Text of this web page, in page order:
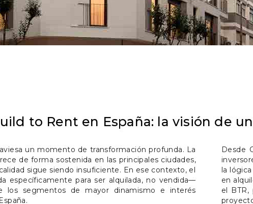
to Rent en España: la visión de
un momento de transformación profunda. La
de forma sostenida en las principales ciudades,
sigue siendo insuficiente. En ese contexto, el
específicamente para ser alquilada, no vendida—
los segmentos de mayor dinamismo e interés
Desde
la
en
el